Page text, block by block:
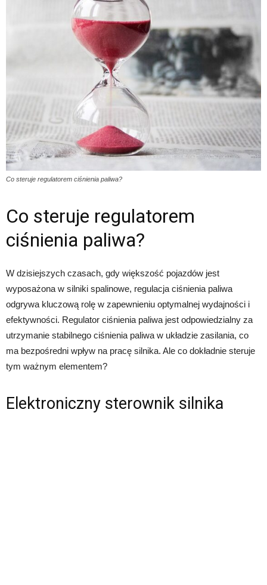
Co steruje regulatorem ciśnienia paliwa?
Co steruje regulatorem
ciśnienia paliwa?
W dzisiejszych czasach, gdy większość pojazdów jest
wyposażona w silniki spalinowe, regulacja ciśnienia paliwa
odgrywa kluczową rolę w zapewnieniu optymalnej wydajności i
efektywności. Regulator ciśnienia paliwa jest odpowiedzialny za
utrzymanie stabilnego ciśnienia paliwa w układzie zasilania, co
ma bezpośredni wpływ na pracę silnika. Ale co dokładnie steruje
tym ważnym elementem?
Elektroniczny sterownik silnika